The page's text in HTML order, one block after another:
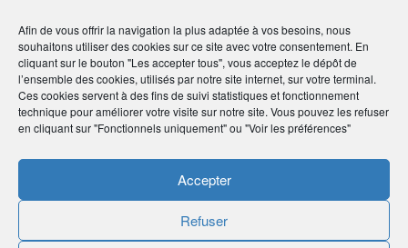
Afin de vous offrir la navigation la plus adaptée à vos besoins, nous
souhaitons utiliser des cookies sur ce site avec votre consentement. En
cliquant sur le bouton "Les accepter tous", vous acceptez le dépôt de
l’ensemble des cookies, utilisés par notre site internet, sur votre terminal.
Ces cookies servent à des fins de suivi statistiques et fonctionnement
technique pour améliorer votre visite sur notre site. Vous pouvez les refuser
en cliquant sur "Fonctionnels uniquement" ou "Voir les préférences"
Accepter
Refuser